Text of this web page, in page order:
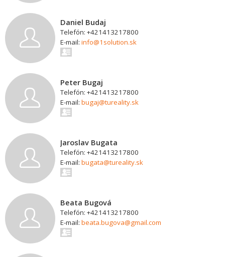
Daniel Budaj
Telefón: +421413217800
E-mail: info@1solution.sk
Peter Bugaj
Telefón: +421413217800
E-mail: bugaj@tureality.sk
Jaroslav Bugata
Telefón: +421413217800
E-mail: bugata@tureality.sk
Beata Bugová
Telefón: +421413217800
E-mail: beata.bugova@gmail.com